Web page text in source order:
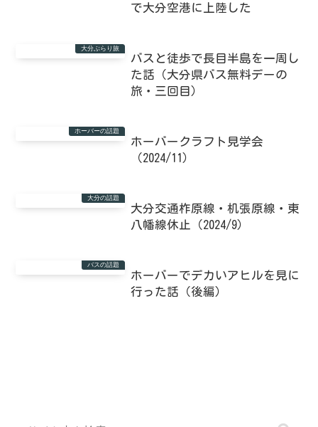
で大分空港に上陸した
大分ぶらり旅
バスと徒歩で長目半島を一周し
た話（大分県バス無料デーの
旅・三回目）
ホーバーの話題
ホーバークラフト見学会
（2024/11）
大分の話題
大分交通柞原線・机張原線・東
八幡線休止（2024/9）
バスの話題
ホーバーでデカいアヒルを見に
行った話（後編）